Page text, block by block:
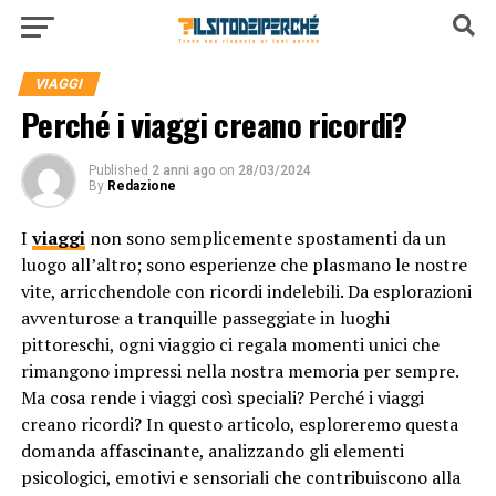
VIAGGI
Perché i viaggi creano ricordi?
Published 2 anni ago on 28/03/2024
By Redazione
Iviagginon sono semplicemente spostamenti da un
luogo all’altro; sono esperienze che plasmano le nostre
vite, arricchendole con ricordi indelebili. Da esplorazioni
avventurose a tranquille passeggiate in luoghi
pittoreschi, ogni viaggio ci regala momenti unici che
rimangono impressi nella nostra memoria per sempre.
Ma cosa rende i viaggi così speciali? Perché i viaggi
creano ricordi? In questo articolo, esploreremo questa
domanda affascinante, analizzando gli elementi
psicologici, emotivi e sensoriali che contribuiscono alla